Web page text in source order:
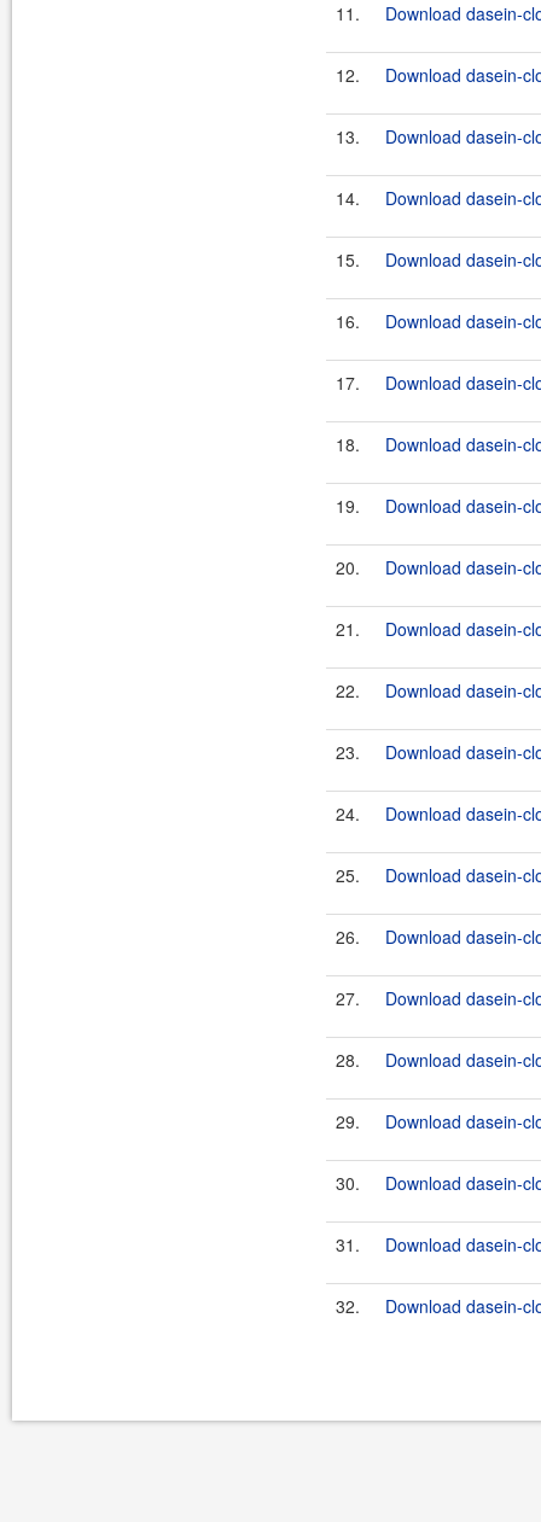
11. Download dasein-
12. Download dasein-
13. Download dasein-
14. Download dasein-
15. Download dasein-
16. Download dasein-
17. Download dasein-
18. Download dasein-
19. Download dasein-
20. Download dasein-
21. Download dasein-
22. Download dasein-
23. Download dasein-
24. Download dasein-
25. Download dasein-
26. Download dasein-
27. Download dasein-
28. Download dasein-
29. Download dasein-
30. Download dasein-
31. Download dasein-
32. Download dasein-